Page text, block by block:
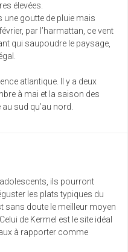
élevées.
goutte de pluie mais
par l’harmattan, ce vent
qui saupoudre le paysage,
atlantique. Il y a deux
à mai et la saison des
sud qu’au nord.
adolescents, ils pourront
les plats typiques du
sans doute le meilleur moyen
de Kermel est le site idéal
à rapporter comme